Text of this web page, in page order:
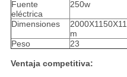
Fuente
eléctrica
250w
Dimensiones
m
Peso
23
Ventaja competitiva: